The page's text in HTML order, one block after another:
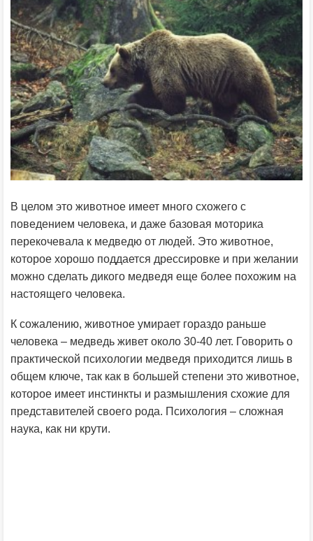
В целом это животное имеет много схожего с
поведением человека, и даже базовая моторика
перекочевала к медведю от людей. Это животное,
которое хорошо поддается дрессировке и при желании
можно сделать дикого медведя еще более похожим на
настоящего человека.
К сожалению, животное умирает гораздо раньше
человека – медведь живет около 30-40 лет. Говорить о
практической психологии медведя приходится лишь в
общем ключе, так как в большей степени это животное,
которое имеет инстинкты и размышления схожие для
представителей своего рода. Психология – сложная
наука, как ни крути.